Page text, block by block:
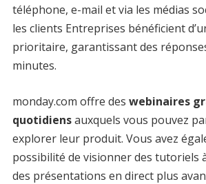
téléphone, e-mail et via les médias
les clients Entreprises bénéficient
prioritaire, garantissant des
minutes.
monday.com offre des webinaires
quotidiensauxquels vous pouvez
explorer leur produit. Vous avez
possibilité de visionner des tutoriels
des présentations en direct plus